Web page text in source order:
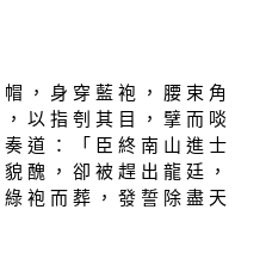
， 身 穿 藍 袍 ， 腰 束 角
以 指 刳 其 目 ， 擘 而 啖
道 ： 「 臣 終 南 山 進 士
醜 ， 卻 被 趕 出 龍 廷 ，
袍 而 葬 ， 發 誓 除 盡 天